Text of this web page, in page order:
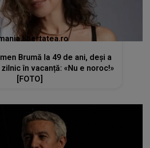
Brumă la 49 de ani, deși a
în vacanță: «Nu e noroc!»
[FOTO]